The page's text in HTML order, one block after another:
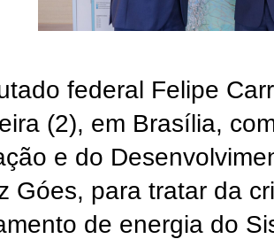
federal Felipe
(2), em Brasília,
e do
Góes, para tratar da
de energia do